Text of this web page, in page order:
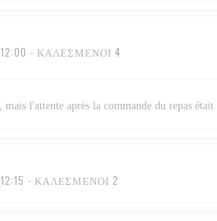
- ΚΑΛΕΣΜΈΝΟΙ 4
mais l'attente après la commande du repas
- ΚΑΛΕΣΜΈΝΟΙ 2